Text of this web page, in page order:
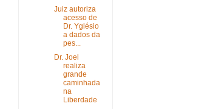
Juiz autoriza
acesso de
Dr. Yglésio
a dados da
pes...
Dr. Joel
realiza
grande
caminhada
na
Liberdade